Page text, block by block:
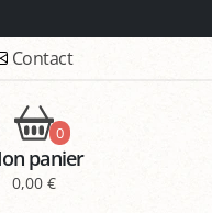
Contact
0
panier
0,00 €